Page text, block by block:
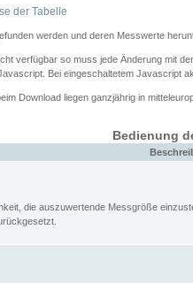
der Tabelle
werden und deren Messwerte
verfügbar so muss jede Änderung mit
Bei eingeschaltetem Javascript
Download liegen ganzjährig in
Bedienung
die auszuwertende Messgröße